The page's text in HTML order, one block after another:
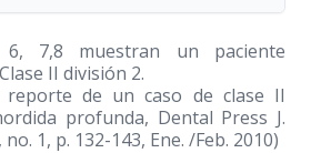
7,8 muestran un paciente
II división 2.
de un caso de clase II
profunda, Dental Press J.
1, p. 132-143, Ene. /Feb. 2010)